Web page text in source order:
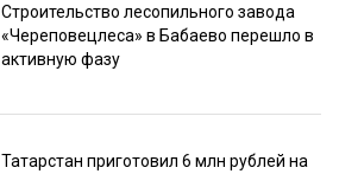
Строительство лесопильного завода
«Череповецлеса» в Бабаево перешло в
активную фазу
Татарстан приготовил 6 млн рублей на